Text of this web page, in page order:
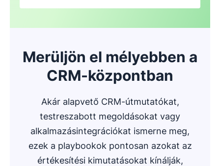
Merüljön el mélyebben a
CRM-központban
Akár alapvető CRM-útmutatókat,
testreszabott megoldásokat vagy
alkalmazásintegrációkat ismerne meg,
ezek a playbookok pontosan azokat az
értékesítési kimutatásokat kínálják,